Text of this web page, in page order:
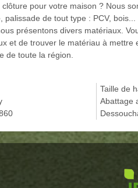
pour votre maison ? Nous
palissade de tout type : PCV,
présentons divers matériaux.
et de trouver le matériau à
de toute la région.
Taille de
Abattage